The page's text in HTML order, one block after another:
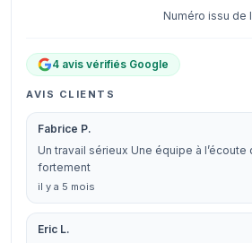
Numéro issu de
4 avis vérifiés Google
AVIS CLIENTS
Fabrice P.
Un travail sérieux Une équipe à
fortement
il y a 5 mois
Eric L.